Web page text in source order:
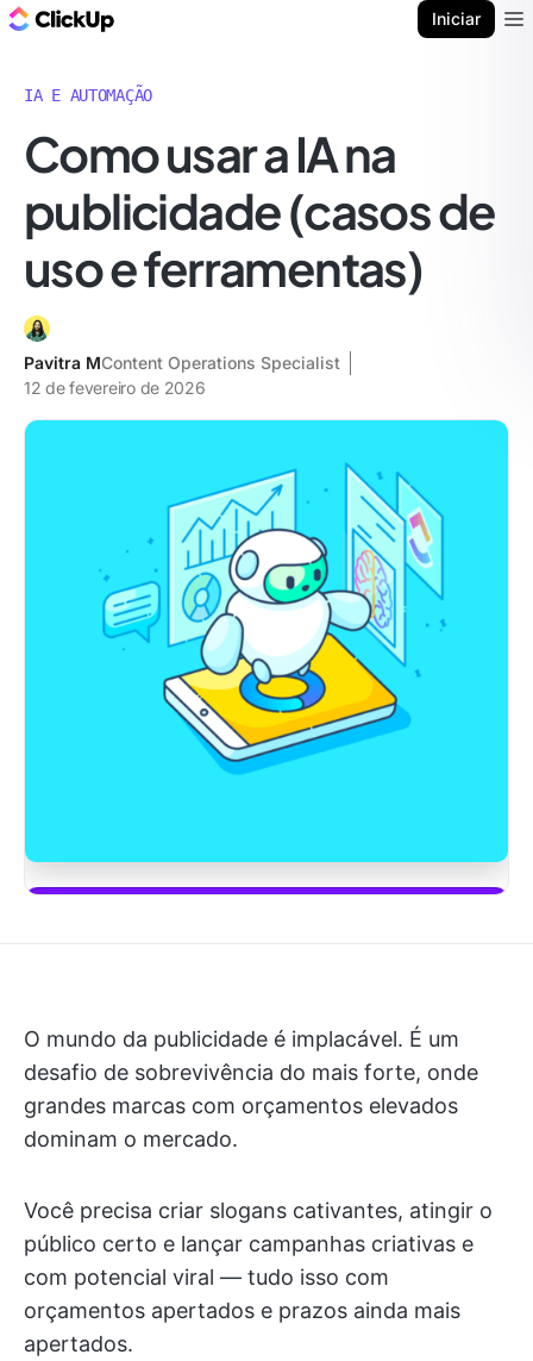
Iniciar
IA E AUTOMAÇÃO
Como usar a IA na
publicidade (casos de
uso e ferramentas)
Pavitra MContent Operations Specialist
12 de fevereiro de 2026
O mundo da publicidade é implacável. É um
desafio de sobrevivência do mais forte, onde
grandes marcas com orçamentos elevados
dominam o mercado.
Você precisa criar slogans cativantes, atingir o
público certo e lançar campanhas criativas e
com potencial viral — tudo isso com
orçamentos apertados e prazos ainda mais
apertados.